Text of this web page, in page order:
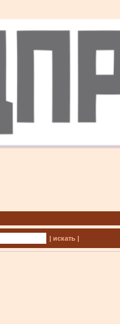
| искать |